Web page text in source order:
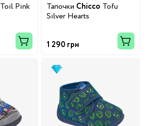
Toil Pink
Тапочки Chicco Tofu
Silver Hearts
1 290 грн